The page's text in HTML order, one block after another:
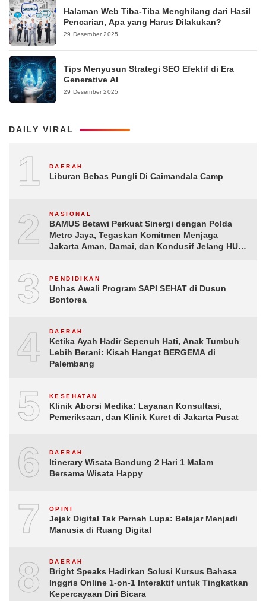
Halaman Web Tiba-Tiba Menghilang dari Hasil
Pencarian, Apa yang Harus Dilakukan?
29 Desember 2025
Tips Menyusun Strategi SEO Efektif di Era
Generative AI
29 Desember 2025
DAILY VIRAL
1 DAERAH
Liburan Bebas Pungli Di Caimandala Camp
2 NASIONAL
BAMUS Betawi Perkuat Sinergi dengan Polda
Metro Jaya, Tegaskan Komitmen Menjaga
Jakarta Aman, Damai, dan Kondusif Jelang HUT
3 PENDIDIKAN
Unhas Awali Program SAPI SEHAT di Dusun
Bontorea
4 DAERAH
Ketika Ayah Hadir Sepenuh Hati, Anak Tumbuh
Lebih Berani: Kisah Hangat BERGEMA di
Palembang
5 KESEHATAN
Klinik Aborsi Medika: Layanan Konsultasi,
Pemeriksaan, dan Klinik Kuret di Jakarta Pusat
6 DAERAH
Itinerary Wisata Bandung 2 Hari 1 Malam
Bersama Wisata Happy
7 OPINI
Jejak Digital Tak Pernah Lupa: Belajar Menjadi
Manusia di Ruang Digital
8 DAERAH
Bright Speaks Hadirkan Solusi Kursus Bahasa
Inggris Online 1-on-1 Interaktif untuk Tingkatkan
Kepercayaan Diri Bicara